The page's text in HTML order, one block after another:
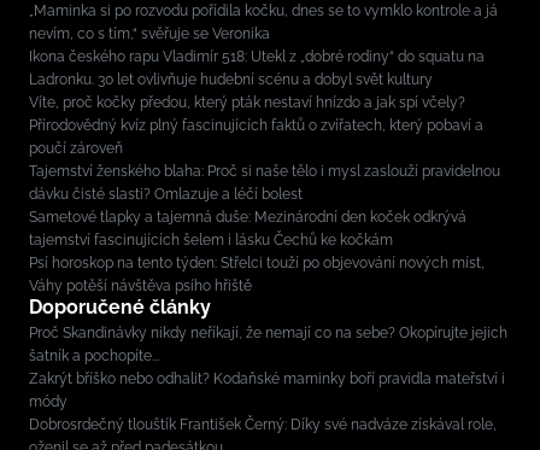
„Maminka si po rozvodu pořídila kočku, dnes se to vymklo kontrole a já
nevím, co s tím,“ svěřuje se Veronika
Ikona českého rapu Vladimír 518: Utekl z „dobré rodiny“ do squatu na
Ladronku. 30 let ovlivňuje hudební scénu a dobyl svět kultury
Víte, proč kočky předou, který pták nestaví hnízdo a jak spí včely?
Přírodovědný kvíz plný fascinujících faktů o zvířatech, který pobaví a
poučí zároveň
Tajemství ženského blaha: Proč si naše tělo i mysl zaslouží pravidelnou
dávku čisté slasti? Omlazuje a léčí bolest
Sametové tlapky a tajemná duše: Mezinárodní den koček odkrývá
tajemství fascinujících šelem i lásku Čechů ke kočkám
Psí horoskop na tento týden: Střelci touží po objevování nových míst,
Váhy potěší návštěva psího hřiště
Doporučené články
Proč Skandinávky nikdy neříkají, že nemají co na sebe? Okopírujte jejich
šatník a pochopíte...
Zakrýt bříško nebo odhalit? Kodaňské maminky boří pravidla mateřství i
módy
Dobrosrdečný tlouštík František Černý: Díky své nadváze získával role,